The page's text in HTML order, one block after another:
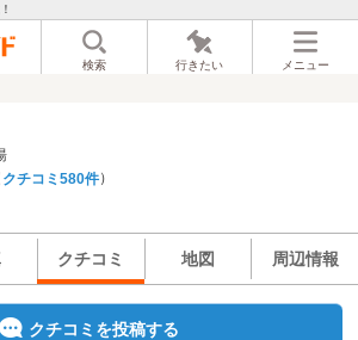
検索 行きたい メニュー
クチコミ580件）
クチコミ 地図 周辺情報
クチコミを投稿する